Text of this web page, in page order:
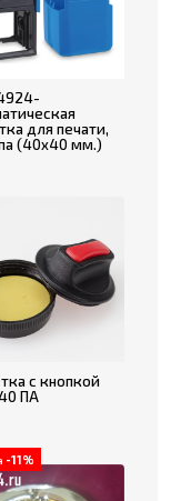
для печати,
(40x40 мм.)
с кнопкой
ПА
-11%